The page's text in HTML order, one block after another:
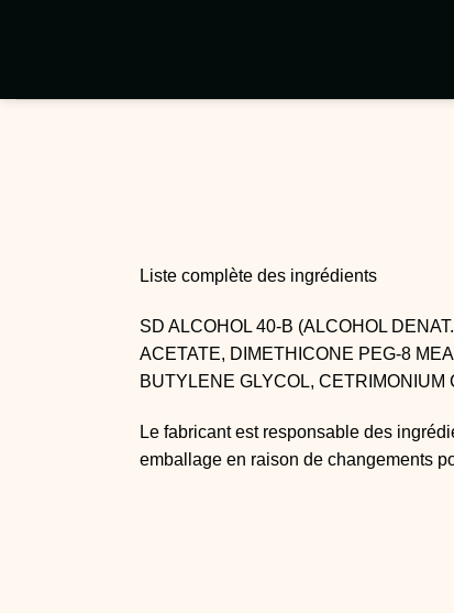
Liste complète des ingrédients
SD ALCOHOL 40-B (ALCOHOL
ACETATE, DIMETHICONE PEG-8
BUTYLENE GLYCOL,
Le fabricant est responsable des
emballage en raison de changements